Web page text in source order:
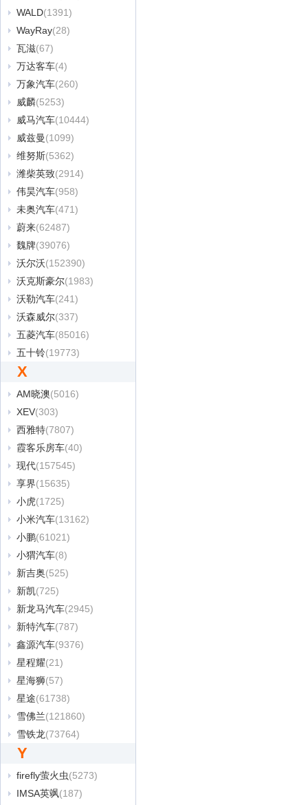
WALD(1391)
WayRay(28)
瓦滋(67)
万达客车(4)
万象汽车(260)
威麟(5253)
威马汽车(10444)
威兹曼(1099)
维努斯(5362)
潍柴英致(2914)
伟昊汽车(958)
未奥汽车(471)
蔚来(62487)
魏牌(39076)
沃尔沃(152390)
沃克斯豪尔(1983)
沃勒汽车(241)
沃森威尔(337)
五菱汽车(85016)
五十铃(19773)
X
AM晓澳(5016)
XEV(303)
西雅特(7807)
霞客乐房车(40)
现代(157545)
享界(15635)
小虎(1725)
小米汽车(13162)
小鹏(61021)
小猬汽车(8)
新吉奥(525)
新凯(725)
新龙马汽车(2945)
新特汽车(787)
鑫源汽车(9376)
星程耀(21)
星海狮(57)
星途(61738)
雪佛兰(121860)
雪铁龙(73764)
Y
firefly萤火虫(5273)
IMSA英飒(187)